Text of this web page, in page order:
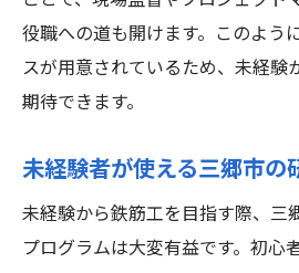
力
鉄筋工が地域社会に与
三郷市での鉄筋工の安定
鉄筋工の仕事がもたらす
三郷市での鉄筋工の長
地域密着型の働き方の魅
役職への道も開けます。このよう
スが用意されているため、未経験
期待できます。
未経験者が使える三郷市の
未経験から鉄筋工を目指す際、三
プログラムは大変有益です。初心